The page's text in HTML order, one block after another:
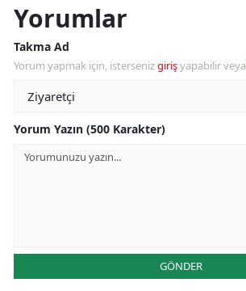
Yorumlar
Takma Ad
Yorum yapmak için, istersenizgirişyapabilir veya
Yorum Yazın (500 Karakter)
GÖNDER